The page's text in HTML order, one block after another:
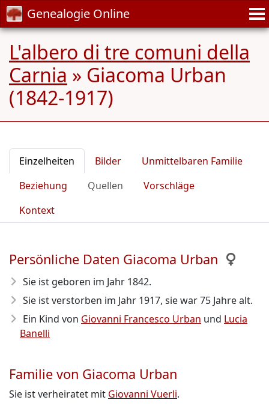
Genealogie Online
L'albero di tre comuni della
Carnia » Giacoma Urban
(1842-1917)
Einzelheiten Bilder
Unmittelbaren Familie
Beziehung
Quellen
Vorschläge
Kontext
Persönliche Daten Giacoma Urban
Sie ist geboren im Jahr 1842.
Sie ist verstorben im Jahr 1917, sie war 75 Jahre alt.
Ein Kind von Giovanni Francesco Urban und Lucia
Banelli
Familie von Giacoma Urban
Sie ist verheiratet mit Giovanni Vuerli.